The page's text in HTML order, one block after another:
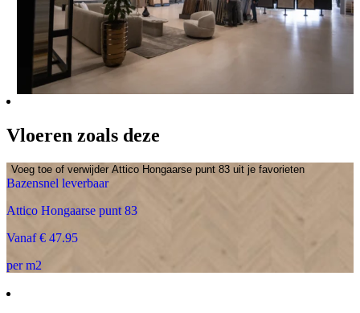
Vloeren zoals deze
Voeg toe of verwijder Attico Hongaarse punt 83 uit je favorieten
Bazensnel leverbaar
Attico Hongaarse punt 83
Vanaf € 47.95
per m2